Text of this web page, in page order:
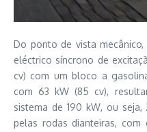
Do ponto de vista
eléctrico síncrono de
cv) com um bloco a
com 63 kW (85 cv),
sistema de 190 kW, ou
pelas rodas dianteiras,